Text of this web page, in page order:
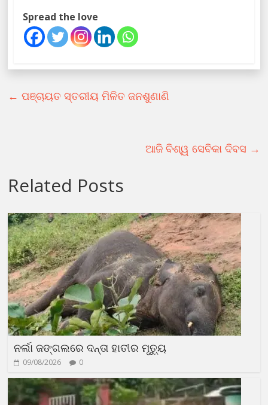
Spread the love
← ପଞ୍ଚାୟତ ସ୍ତରୀୟ ମିଳିତ ଜନଶୁଣାଣି
ଆଜି ବିଶ୍ୱ ସେବିକା ଦିବସ →
Related Posts
ନର୍ଲା ଜଙ୍ଗଲରେ ଦନ୍ତା ହାତୀର ମୃତ୍ୟୁ
09/08/2026 0